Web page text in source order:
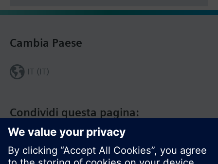
Condividi questa pagina:
Cambia Paese
IT (IT)